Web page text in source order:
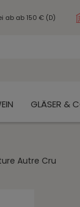
ab ab 150 € (D)
GLÄSER &
Autre Cru